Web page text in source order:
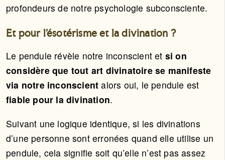
profondeurs de notre psychologie subconsciente.
Et pour l’ésotérisme et la divination ?
Le pendule révèle notre inconscient et si on
considère que tout art divinatoire se manifeste
via notre inconscient alors oui, le pendule est
fiable pour la divination.
Suivant une logique identique, si les divinations
d’une personne sont erronées quand elle utilise un
pendule, cela signifie soit qu’elle n’est pas assez